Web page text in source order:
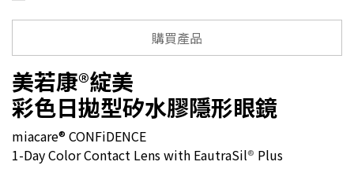
購買產品
美若康®綻美
彩色日拋型矽水膠隱形眼鏡
miacare® CONFiDENCE
1-Day Color Contact Lens with EautraSil® Plus